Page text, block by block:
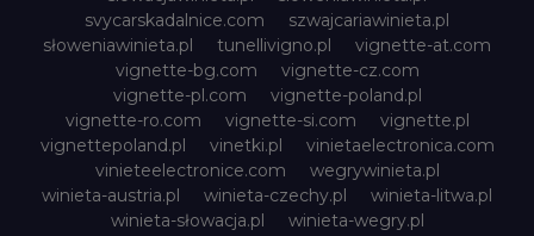
svycarskadalnice.com
szwajcariawinieta.pl
słoweniawinieta.pl
tunellivigno.pl
vignette-at.com
vignette-bg.com
vignette-cz.com
vignette-pl.com
vignette-poland.pl
vignette-ro.com
vignette-si.com
vignette.pl
vignettepoland.pl
vinetki.pl
vinietaelectronica.com
vinieteelectronice.com
wegrywinieta.pl
winieta-austria.pl
winieta-czechy.pl
winieta-litwa.pl
winieta-słowacja.pl
winieta-wegry.pl